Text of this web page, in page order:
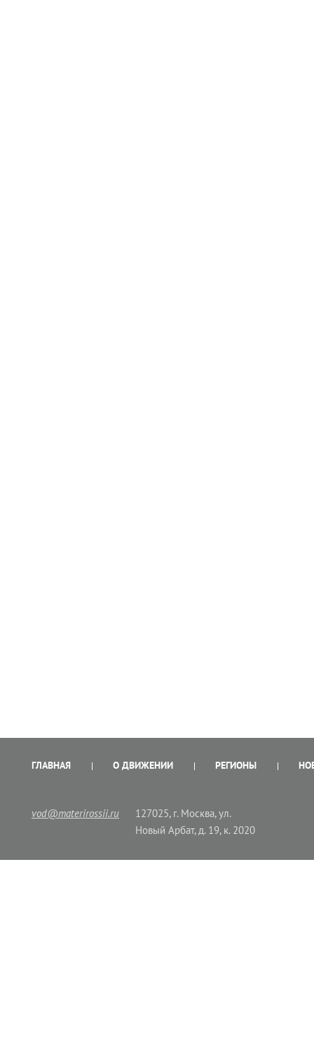
ГЛАВНАЯ О ДВИЖЕНИИ РЕГИОНЫ
vod@materirossii.ru
127025, г. Москва, ул.
Новый Арбат, д. 19, к. 2020